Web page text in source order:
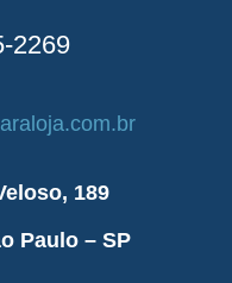
2269
189
Paulo – SP